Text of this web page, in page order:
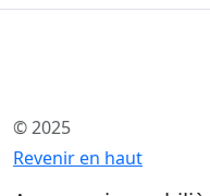
© 2025
Revenir en haut